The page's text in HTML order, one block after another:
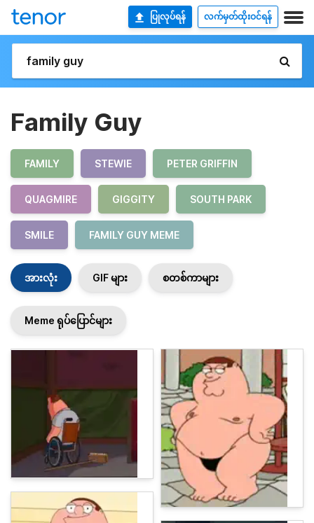
ပြုလုပ်ရန် လက်မှတ်ထိုးဝင်ရန်
Family Guy
FAMILY STEWIE PETER GRIFFIN
QUAGMIRE GIGGITY SOUTH PARK
SMILE FAMILY GUY MEME
အားလုံး GIF များ စတစ်ကာများ
Meme ရုပ်ပြောင်များ